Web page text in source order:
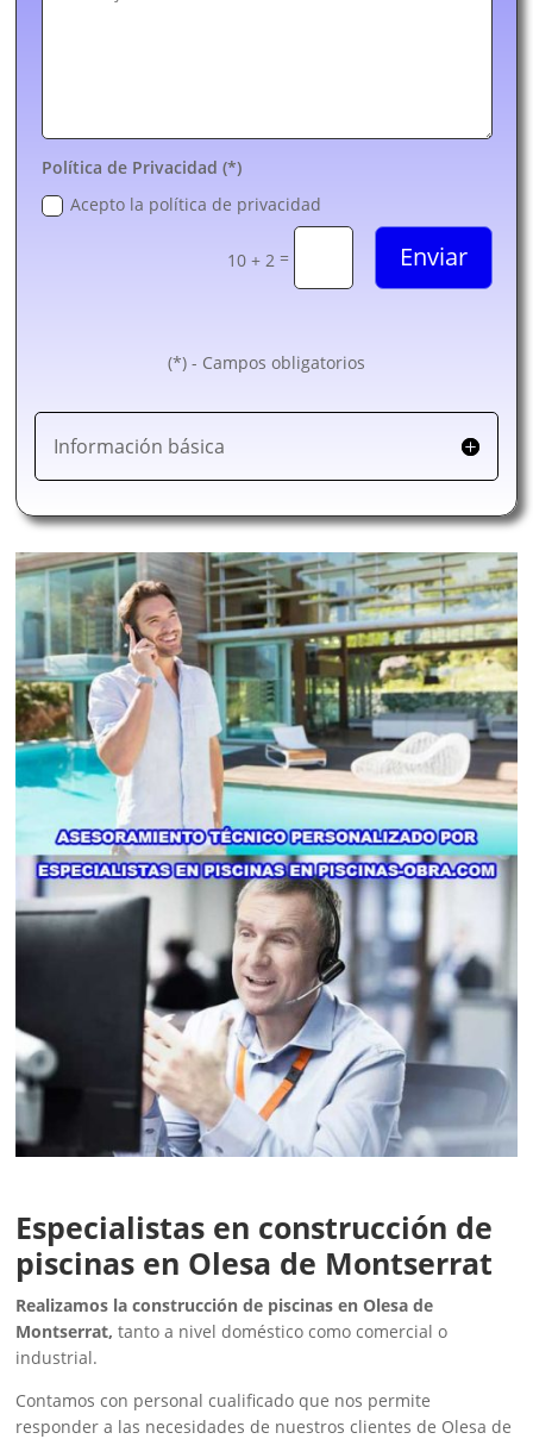
Política de Privacidad (*)
Acepto la política de privacidad
10 + 2 = Enviar
(*) - Campos obligatorios
Información básica
Especialistas en construcción de
piscinas en Olesa de Montserrat
Realizamos la construcción de piscinas en Olesa de
Montserrat, tanto a nivel doméstico como comercial o
industrial.
Contamos con personal cualificado que nos permite
responder a las necesidades de nuestros clientes de Olesa de